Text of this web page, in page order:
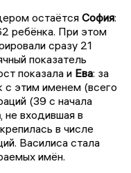
остаётся София:
ребёнка. При этом
сразу 21
показатель
показала и Ева: за
с этим именем (всего
(39 с начала
, не входившая в
в числе
Василиса стала
имён.